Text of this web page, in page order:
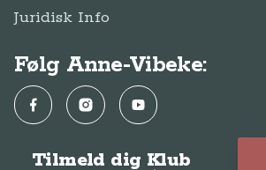
Juridisk Info
Følg Anne-Vibeke:
FacebookInstagramYouTube
Tilmeld dig Klub